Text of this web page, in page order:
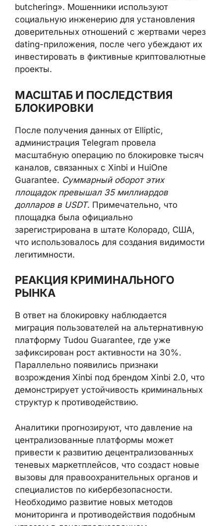
butchering». Мошенники используют
социальную инженерию для установления
доверительных отношений с жертвами через
dating-приложения, после чего убеждают их
инвестировать в фиктивные криптовалютные
проекты.
МАСШТАБ И ПОСЛЕДСТВИЯ
БЛОКИРОВКИ
После получения данных от Elliptic,
администрация Telegram провела
масштабную операцию по блокировке тысяч
каналов, связанных с Xinbi и HuiOne
Guarantee. Суммарный оборот этих
площадок превышал 35 миллиардов
долларов в USDT. Примечательно, что
площадка была официально
зарегистрирована в штате Колорадо, США,
что использовалось для создания видимости
легитимности.
РЕАКЦИЯ КРИМИНАЛЬНОГО
РЫНКА
В ответ на блокировку наблюдается
миграция пользователей на альтернативную
платформу Tudou Guarantee, где уже
зафиксирован рост активности на 30%.
Параллельно появились признаки
возрождения Xinbi под брендом Xinbi 2.0, что
демонстрирует устойчивость криминальных
структур к противодействию.
Аналитики прогнозируют, что давление на
централизованные платформы может
привести к развитию децентрализованных
теневых маркетплейсов, что создаст новые
вызовы для правоохранительных органов и
специалистов по кибербезопасности.
Необходимо развитие новых методов
мониторинга и противодействия подобным